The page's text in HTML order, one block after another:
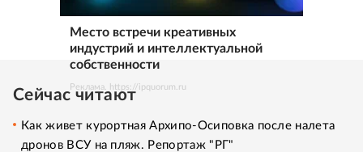
Место встречи креативных
индустрий и интеллектуальной
собственности
Реклама. https://ipquorum.ru
Сейчас читают
Как живет курортная Архипо-Осиповка после налета
дронов ВСУ на пляж. Репортаж "РГ"